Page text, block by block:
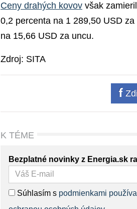
Ceny drahých kovov však
0,2 percenta na 1 289,50 USD
na 15,66 USD za uncu.
Zdroj: SITA
K TÉME
Bezplatné novinky z Energia.sk
Súhlasím s podmienkami